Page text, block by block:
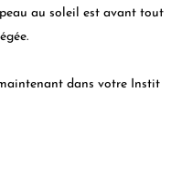
peau au soleil est avant tout
dans votre Instit